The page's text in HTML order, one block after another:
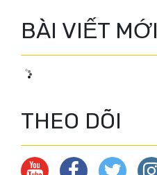
BÀI VIẾT MỚI
THEO DÕI